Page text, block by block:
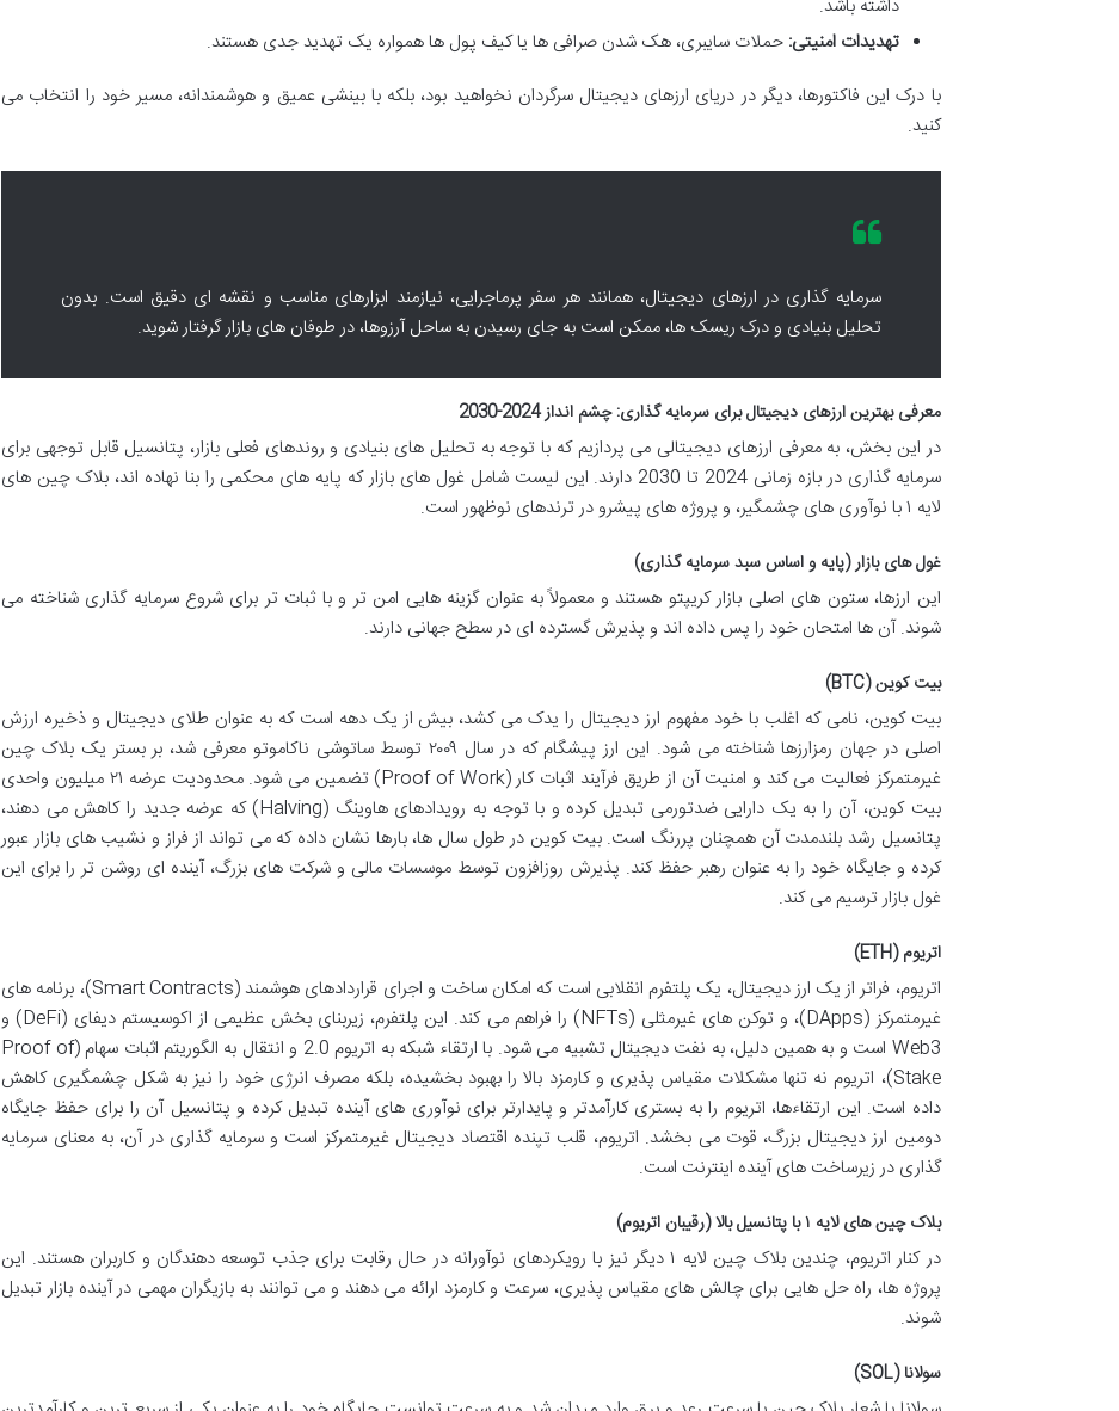
داشته باشد.
تهدیدات امنیتی: حملات سایبری، هک شدن صرافی ها یا کیف پول ها همواره یک تهدید جدی هستند.
با درک این فاکتورها، دیگر در دریای ارزهای دیجیتال سرگردان نخواهید بود، بلکه با بینشی عمیق و هوشمندانه، مسیر خود را انتخاب می
کنید.
سرمایه گذاری در ارزهای دیجیتال، همانند هر سفر پرماجرایی، نیازمند ابزارهای مناسب و نقشه ای دقیق است. بدون
تحلیل بنیادی و درک ریسک ها، ممکن است به جای رسیدن به ساحل آرزوها، در طوفان های بازار گرفتار شوید.
معرفی بهترین ارزهای دیجیتال برای سرمایه گذاری: چشم انداز 2024-2030
در این بخش، به معرفی ارزهای دیجیتالی می پردازیم که با توجه به تحلیل های بنیادی و روندهای فعلی بازار، پتانسیل قابل توجهی برای
سرمایه گذاری در بازه زمانی 2024 تا 2030 دارند. این لیست شامل غول های بازار که پایه های محکمی را بنا نهاده اند، بلاک چین های
لایه ۱ با نوآوری های چشمگیر، و پروژه های پیشرو در ترندهای نوظهور است.
غول های بازار (پایه و اساس سبد سرمایه گذاری)
این ارزها، ستون های اصلی بازار کریپتو هستند و معمولاً به عنوان گزینه هایی امن تر و با ثبات تر برای شروع سرمایه گذاری شناخته می
شوند. آن ها امتحان خود را پس داده اند و پذیرش گسترده ای در سطح جهانی دارند.
بیت کوین (BTC)
بیت کوین، نامی که اغلب با خود مفهوم ارز دیجیتال را یدک می کشد، بیش از یک دهه است که به عنوان طلای دیجیتال و ذخیره ارزش
اصلی در جهان رمزارزها شناخته می شود. این ارز پیشگام که در سال ۲۰۰۹ توسط ساتوشی ناکاموتو معرفی شد، بر بستر یک بلاک چین
غیرمتمرکز فعالیت می کند و امنیت آن از طریق فرآیند اثبات کار (Proof of Work) تضمین می شود. محدودیت عرضه ۲۱ میلیون واحدی
بیت کوین، آن را به یک دارایی ضدتورمی تبدیل کرده و با توجه به رویدادهای هاوینگ (Halving) که عرضه جدید را کاهش می دهند،
پتانسیل رشد بلندمدت آن همچنان پررنگ است. بیت کوین در طول سال ها، بارها نشان داده که می تواند از فراز و نشیب های بازار عبور
کرده و جایگاه خود را به عنوان رهبر حفظ کند. پذیرش روزافزون توسط موسسات مالی و شرکت های بزرگ، آینده ای روشن تر را برای این
غول بازار ترسیم می کند.
اتریوم (ETH)
اتریوم، فراتر از یک ارز دیجیتال، یک پلتفرم انقلابی است که امکان ساخت و اجرای قراردادهای هوشمند (Smart Contracts)، برنامه های
غیرمتمرکز (DApps)، و توکن های غیرمثلی (NFTs) را فراهم می کند. این پلتفرم، زیربنای بخش عظیمی از اکوسیستم دیفای (DeFi) و
Web3 است و به همین دلیل، به نفت دیجیتال تشبیه می شود. با ارتقاء شبکه به اتریوم 2.0 و انتقال به الگوریتم اثبات سهام (Proof of
Stake)، اتریوم نه تنها مشکلات مقیاس پذیری و کارمزد بالا را بهبود بخشیده، بلکه مصرف انرژی خود را نیز به شکل چشمگیری کاهش
داده است. این ارتقاءها، اتریوم را به بستری کارآمدتر و پایدارتر برای نوآوری های آینده تبدیل کرده و پتانسیل آن را برای حفظ جایگاه
دومین ارز دیجیتال بزرگ، قوت می بخشد. اتریوم، قلب تپنده اقتصاد دیجیتال غیرمتمرکز است و سرمایه گذاری در آن، به معنای سرمایه
گذاری در زیرساخت های آینده اینترنت است.
بلاک چین های لایه ۱ با پتانسیل بالا (رقیبان اتریوم)
در کنار اتریوم، چندین بلاک چین لایه ۱ دیگر نیز با رویکردهای نوآورانه در حال رقابت برای جذب توسعه دهندگان و کاربران هستند. این
پروژه ها، راه حل هایی برای چالش های مقیاس پذیری، سرعت و کارمزد ارائه می دهند و می توانند به بازیگران مهمی در آینده بازار تبدیل
شوند.
سولانا (SOL)